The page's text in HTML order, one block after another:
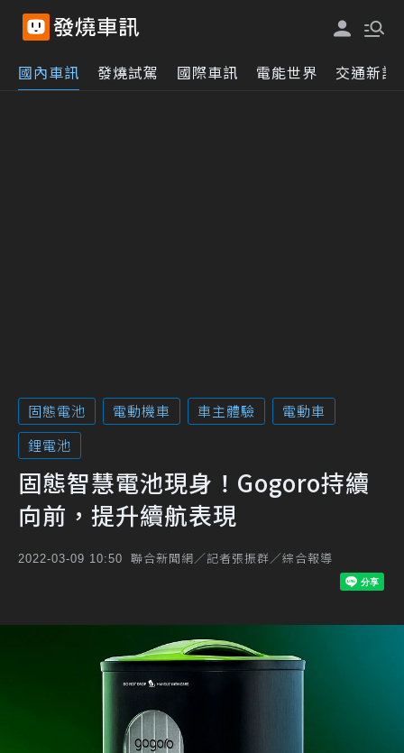
國內車訊 發燒試駕 國際車訊 電能世界 交通新訊
固態電池 電動機車 車主體驗
電動車
鋰電池
固態智慧電池現身！Gogoro持續
向前，提升續航表現
2022-03-09 10:50 聯合新聞網／記者張振群／綜合報導